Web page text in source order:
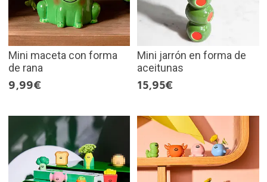
Mini maceta con forma
de rana
9,99€
Mini jarrón en forma de
aceitunas
15,95€